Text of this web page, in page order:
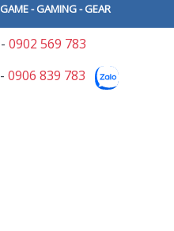
- GAMING - GEAR
0902 569 783
0906 839 783